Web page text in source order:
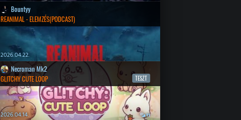
Bountyy
REANIMAL - ELEMZÉS(PODCAST)
2026.04.22.
Necroman Mk2
GLITCHY CUTE LOOP
TESZT
2026.04.14. 11